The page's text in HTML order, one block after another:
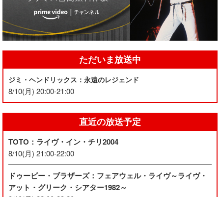
ただいま放送中
ジミ・ヘンドリックス：永遠のレジェンド
8/10(月) 20:00-21:00
直近の放送予定
TOTO：ライヴ・イン・チリ2004
8/10(月) 21:00-22:00
ドゥービー・ブラザーズ：フェアウェル・ライヴ～ライヴ・
アット・グリーク・シアター1982～